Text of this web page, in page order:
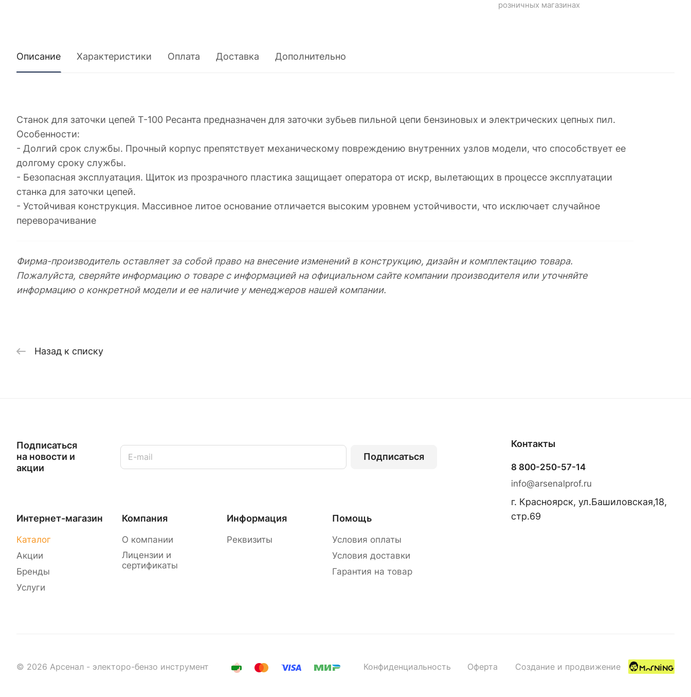
розничных магазинах
Описание Характеристики Оплата Доставка Дополнительно
Станок для заточки цепей Т-100 Ресанта предназначен для заточки зубьев пильной цепи бензиновых и электрических цепных пил.
Особенности:
- Долгий срок службы. Прочный корпус препятствует механическому повреждению внутренних узлов модели, что способствует ее
долгому сроку службы.
- Безопасная эксплуатация. Щиток из прозрачного пластика защищает оператора от искр, вылетающих в процессе эксплуатации
станка для заточки цепей.
- Устойчивая конструкция. Массивное литое основание отличается высоким уровнем устойчивости, что исключает случайное
переворачивание
Фирма-производитель оставляет за собой право на внесение изменений в конструкцию, дизайн и комплектацию товара.
Пожалуйста, сверяйте информацию о товаре с информацией на официальном сайте компании производителя или уточняйте
информацию о конкретной модели и ее наличие у менеджеров нашей компании.
Назад к списку
Подписаться
на новости и
акции
Подписаться
Интернет-магазин
Каталог
Акции
Бренды
Услуги
Компания
О компании
Лицензии и
сертификаты
Информация
Реквизиты
Помощь
Условия оплаты
Условия доставки
Гарантия на товар
Контакты
8 800-250-57-14
info@arsenalprof.ru
г. Красноярск, ул.Башиловская,18,
стр.69
© 2026 Арсенал - электоро-бензо инструмент Конфиденциальность Оферта Создание и продвижение